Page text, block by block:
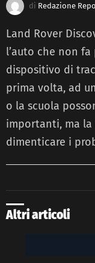
di Redazione
Land Rover
l’auto che non
dispositivo di
prima volta, ad
o la scuola
importanti, ma la
dimenticare i
Altri articoli